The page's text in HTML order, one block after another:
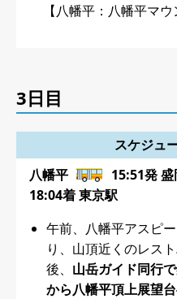
【八幡平：八幡平マ
3日目
スケジュ
八幡平
15:51発
18:04着 東京駅
午前、八幡平アスピ
り、山頂近くのレス
後、 山岳ガイド同行
から八幡平頂上展望